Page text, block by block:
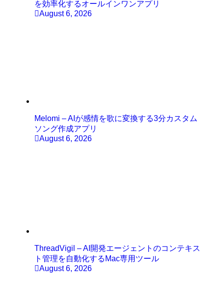
を効率化するオールインワンアプリ
August 6, 2026
Melomi – AIが感情を歌に変換する3分カスタム
ソング作成アプリ
August 6, 2026
ThreadVigil – AI開発エージェントのコンテキス
ト管理を自動化するMac専用ツール
August 6, 2026